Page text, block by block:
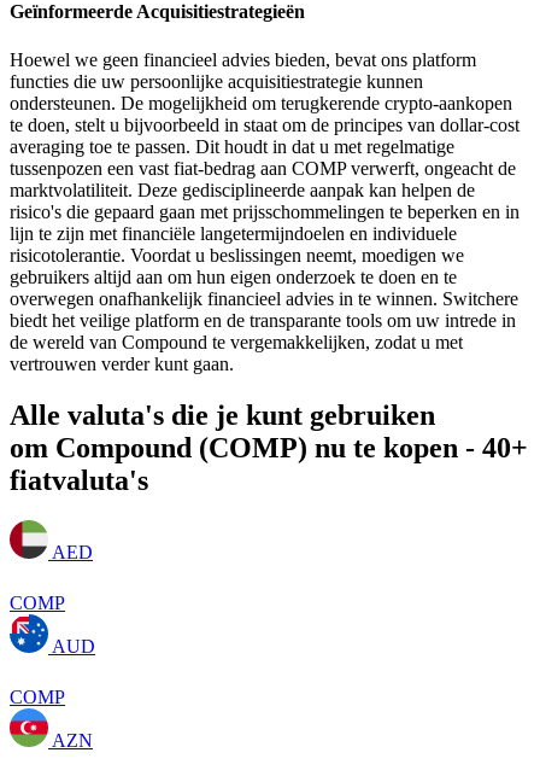
Geïnformeerde Acquisitiestrategieën
Hoewel we geen financieel advies bieden, bevat ons platform
functies die uw persoonlijke acquisitiestrategie kunnen
ondersteunen. De mogelijkheid om terugkerende crypto-aankopen
te doen, stelt u bijvoorbeeld in staat om de principes van dollar-cost
averaging toe te passen. Dit houdt in dat u met regelmatige
tussenpozen een vast fiat-bedrag aan COMP verwerft, ongeacht de
marktvolatiliteit. Deze gedisciplineerde aanpak kan helpen de
risico's die gepaard gaan met prijsschommelingen te beperken en in
lijn te zijn met financiële langetermijndoelen en individuele
risicotolerantie. Voordat u beslissingen neemt, moedigen we
gebruikers altijd aan om hun eigen onderzoek te doen en te
overwegen onafhankelijk financieel advies in te winnen. Switchere
biedt het veilige platform en de transparante tools om uw intrede in
de wereld van Compound te vergemakkelijken, zodat u met
vertrouwen verder kunt gaan.
Alle valuta's die je kunt gebruiken
om Compound (COMP) nu te kopen - 40+
fiatvaluta's
AED
COMP
AUD
COMP
AZN